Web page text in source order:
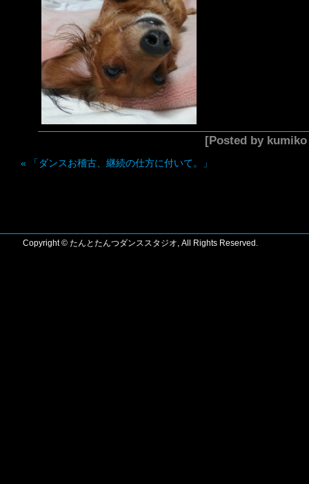
[Posted by kumiko
« 「ダンスお稽古、継続の仕方に付いて。」
Copyright © たんとたんつダンススタジオ, All Rights Reserved.